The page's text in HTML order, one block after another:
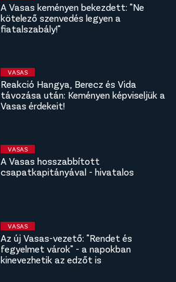
A Vasas keményen bekezdett: "Ne
kötelező szenvedés legyen a
fiatalszabály!"
VASAS
Reakció Hangya, Berecz és Vida
távozása után: Keményen képviseljük a
Vasas érdekeit!
VASAS
A Vasas hosszabbított
csapatkapitányával - hivatalos
VASAS
Az új Vasas-vezető: "Rendet és
fegyelmet várok" - a napokban
kinevezhetik az edzőt is